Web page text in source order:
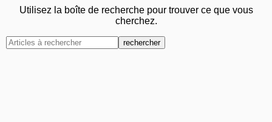
Utilisez la boîte de recherche pour trouver ce que vous
cherchez.
rechercher